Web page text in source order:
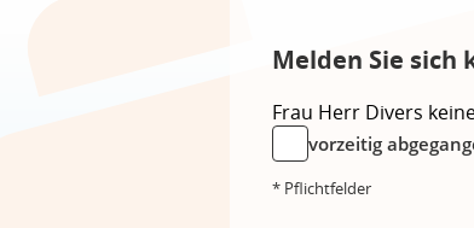
Melden Sie
Frau Herr Divers
vorzeitig
* Pflichtfelder